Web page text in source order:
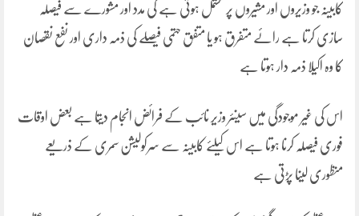
کابینہ جو وزیروں اور مشیروں پر مشتمل ہوتی ہے کی مدد اور مشورے سے فیصلہ
سازی کرتا ہے رائے متفرق ہو یا متفق حتمی فیصلے کی ذمہ داری اور نفع نقصان
کا وہ اکیلا ذمہ دار ہوتا ہے
اس کی غیر موجودگی میں سینئر وزیر نائب کے فرائض انجام دیتا ہے بعض اوقات
فوری فیصلہ کرنا ہوتا ہے اس کیلئے کابینہ سے سرکولیشن سمری کے ذریعے
منظوری لینا پڑتی ہے